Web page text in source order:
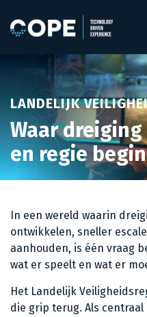
LANDELIJK
Waar
en regie
In een wereld waarin
ontwikkelen, sneller
aanhouden, is één vraag
wat er speelt en wat er
Het Landelijk
die grip terug. Als